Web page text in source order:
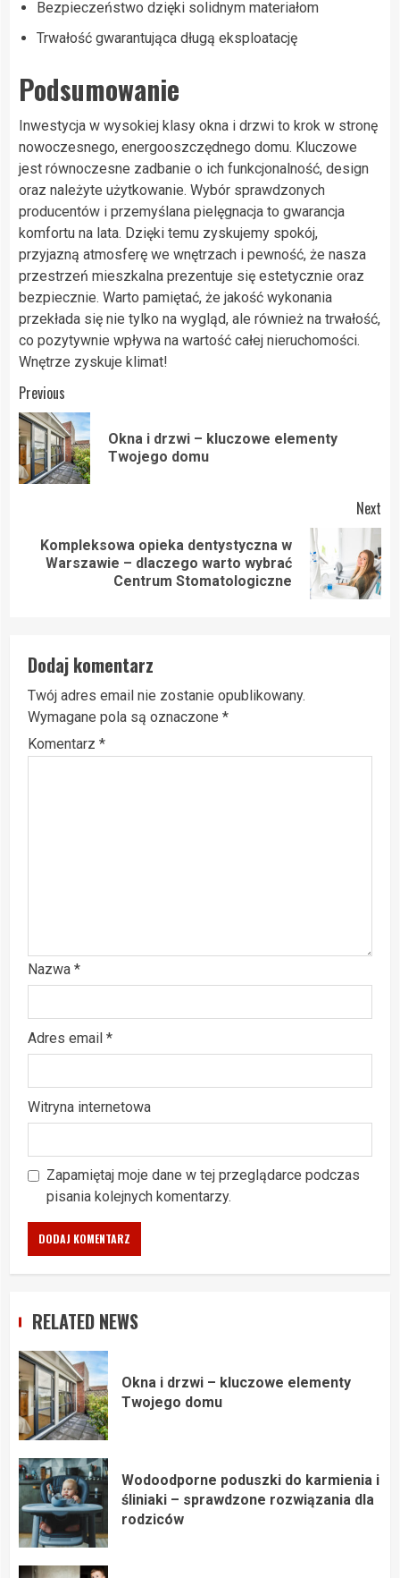
Bezpieczeństwo dzięki solidnym materiałom
Trwałość gwarantująca długą eksploatację
Podsumowanie
Inwestycja w wysokiej klasy okna i drzwi to krok w stronę
nowoczesnego, energooszczędnego domu. Kluczowe
jest równoczesne zadbanie o ich funkcjonalność, design
oraz należyte użytkowanie. Wybór sprawdzonych
producentów i przemyślana pielęgnacja to gwarancja
komfortu na lata. Dzięki temu zyskujemy spokój,
przyjazną atmosferę we wnętrzach i pewność, że nasza
przestrzeń mieszkalna prezentuje się estetycznie oraz
bezpiecznie. Warto pamiętać, że jakość wykonania
przekłada się nie tylko na wygląd, ale również na trwałość,
co pozytywnie wpływa na wartość całej nieruchomości.
Wnętrze zyskuje klimat!
Post
navigation
Previous
Okna i drzwi – kluczowe elementy
Twojego domu
Next
Kompleksowa opieka dentystyczna w
Warszawie – dlaczego warto wybrać
Centrum Stomatologiczne
Dodaj komentarz
Twój adres email nie zostanie opublikowany.
Wymagane pola są oznaczone *
Komentarz *
Nazwa *
Adres email *
Witryna internetowa
Zapamiętaj moje dane w tej przeglądarce podczas
pisania kolejnych komentarzy.
RELATED NEWS
Okna i drzwi – kluczowe elementy
Twojego domu
Wodoodporne poduszki do karmienia i
śliniaki – sprawdzone rozwiązania dla
rodziców